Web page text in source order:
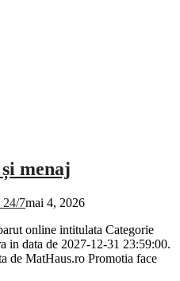
menaj
24/7mai 4, 2026
online intitulata Categorie
in data de 2027-12-31 23:59:00.
de MatHaus.ro Promotia face